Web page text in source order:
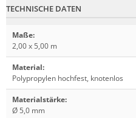
TECHNISCHE DATEN
Maße:
2,00 x 5,00 m
Material:
Polypropylen hochfest, knotenlos
Materialstärke:
Ø 5,0 mm